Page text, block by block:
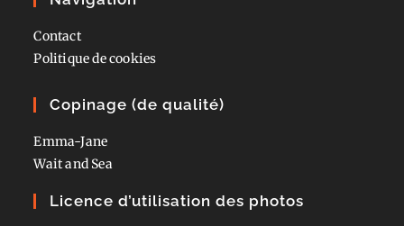
Contact
Politique de cookies
Copinage (de qualité)
Emma-Jane
Wait and Sea
Licence d’utilisation des photos